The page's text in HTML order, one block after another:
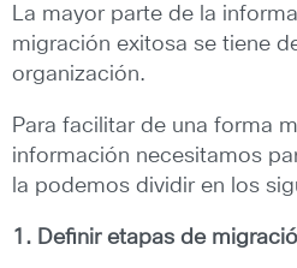
La mayor parte de la
migración exitosa se tiene
organización.
Para facilitar de una forma
información necesitamos
la podemos dividir en los
1. Definir etapas de